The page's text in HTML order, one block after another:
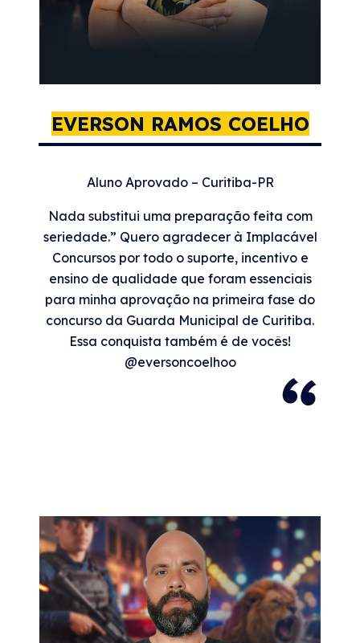
EVERSON RAMOS COELHO
Aluno Aprovado – Curitiba-PR
Nada substitui uma preparação feita com
seriedade.” Quero agradecer à Implacável
Concursos por todo o suporte, incentivo e
ensino de qualidade que foram essenciais
para minha aprovação na primeira fase do
concurso da Guarda Municipal de Curitiba.
Essa conquista também é de vocês!
@eversoncoelhoo